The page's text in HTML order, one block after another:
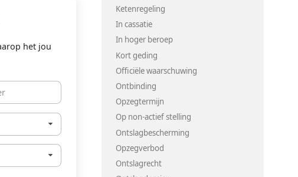
het jou
Ketenregeling
In cassatie
In hoger beroep
Kort geding
Officiële waarschuwing
Ontbinding
Opzegtermijn
Op non-actief stelling
Ontslagbescherming
Opzegverbod
Ontslagrecht